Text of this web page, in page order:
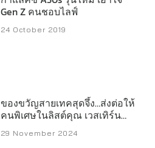
Gen Z คนชอบไลฟ์
24 October 2019
ของขวัญสายเทคสุดจึ้ง…ส่งต่อให้
คนพิเศษในลิสต์คุณ เวสเทิร์น
ดิจิตอล เปิดลิสต์สตอเรจ
ประสิทธิภาพสูงที่พร้อมเสริ์ฟทุก
29 November 2024